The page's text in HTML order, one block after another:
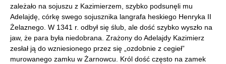
zależało na sojuszu z Kazimierzem, szybko podsunęli mu
Adelajdę, córkę swego sojusznika langrafa heskiego Henryka II
Żelaznego. W 1341 r. odbył się ślub, ale dość szybko wyszło na
jaw, że para była niedobrana. Zrażony do Adelajdy Kazimierz
zesłał ją do wzniesionego przez się „ozdobnie z cegieł”
murowanego zamku w Żarnowcu. Król dość często na zamek